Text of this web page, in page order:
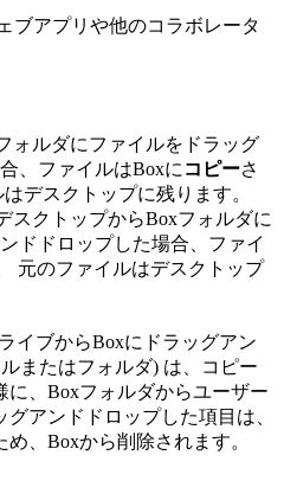
ブアプリや他のコラボレータ
ォルダにファイルをドラッグ
、ファイルはBoxに コピーさ
デスクトップに残ります。
スクトップからBoxフォルダに
ドドロップした場合、ファイ
元のファイルはデスクトップ
イブからBoxにドラッグアン
またはフォルダ) は、コピー
に、Boxフォルダからユーザー
アンドドロップした項目は、
、Boxから削除されます。